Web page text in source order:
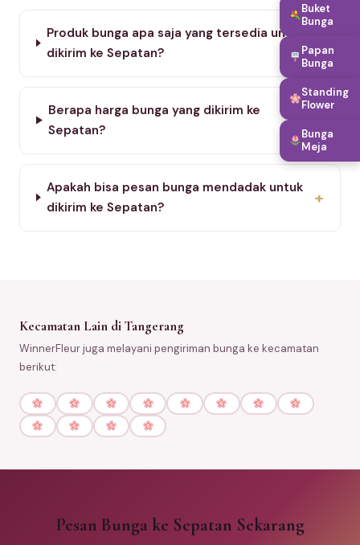
Produk bunga apa saja yang tersedia untuk
dikirim ke Sepatan?
+
Berapa harga bunga yang dikirim ke
Sepatan?
Apakah bisa pesan bunga mendadak untuk
dikirim ke Sepatan?
+
Kecamatan Lain di Tangerang
WinnerFleur juga melayani pengiriman bunga ke kecamatan
berikut:
Pesan Bunga ke Sepatan Sekarang
Buket
Bunga
Papan
Bunga
Standing
Flower
Bunga
Meja